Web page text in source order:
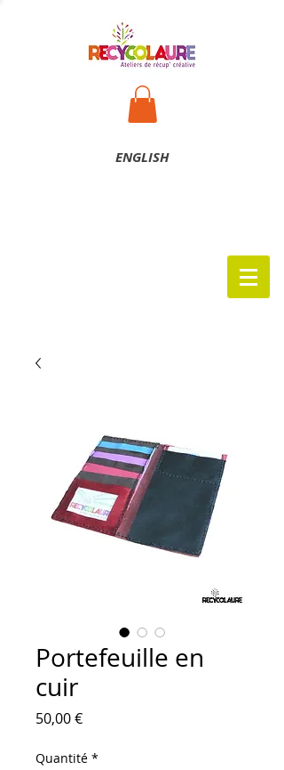
ENGLISH
Portefeuille en
cuir
50,00 €Prix
Quantité *